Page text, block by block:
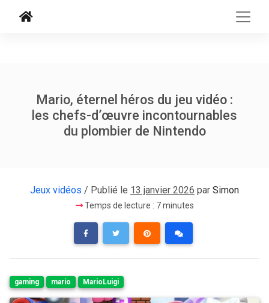
Mario, éternel héros du jeu vidéo :
les chefs-d’œuvre incontournables
du plombier de Nintendo
Jeux vidéos / Publié le 13 janvier 2026 par Simon
Temps de lecture : 7 minutes
gaming mario MarioLuigi